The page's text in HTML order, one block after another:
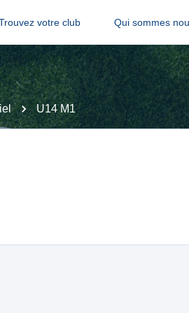
votre club Qui sommes
U14 M1